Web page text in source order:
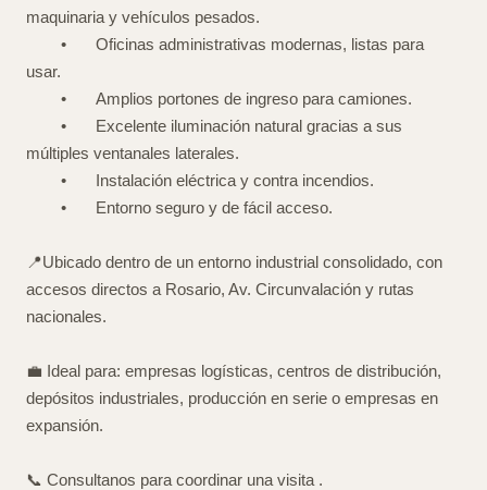
maquinaria y vehículos pesados.
•
Oficinas administrativas modernas, listas para
usar.
•
Amplios portones de ingreso para camiones.
•
Excelente iluminación natural gracias a sus
múltiples ventanales laterales.
•
Instalación eléctrica y contra incendios.
•
Entorno seguro y de fácil acceso.
📍Ubicado dentro de un entorno industrial consolidado, con
accesos directos a Rosario, Av. Circunvalación y rutas
nacionales.
💼 Ideal para: empresas logísticas, centros de distribución,
depósitos industriales, producción en serie o empresas en
expansión.
📞 Consultanos para coordinar una visita .